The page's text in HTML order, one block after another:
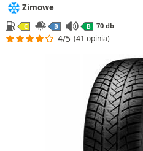
Zimowe
C B B 70 db
4/5 (41 opinia)